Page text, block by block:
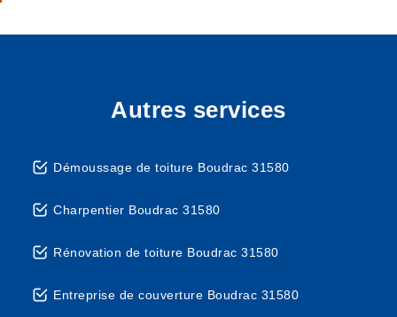
Autres services
Démoussage de toiture Boudrac 31580
Charpentier Boudrac 31580
Rénovation de toiture Boudrac 31580
Entreprise de couverture Boudrac 31580